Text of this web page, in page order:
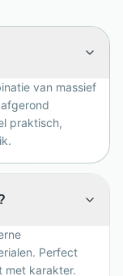
te combineren
voor een
van massief
praktisch,
Perfect
met karakter.